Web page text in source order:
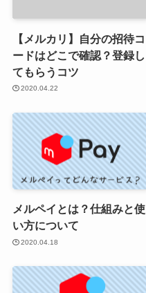
【メルカリ】自分の招待コ
ードはどこで確認？登録し
てもらうコツ
2020.04.22
メルペイとは？仕組みと使
い方について
2020.04.18